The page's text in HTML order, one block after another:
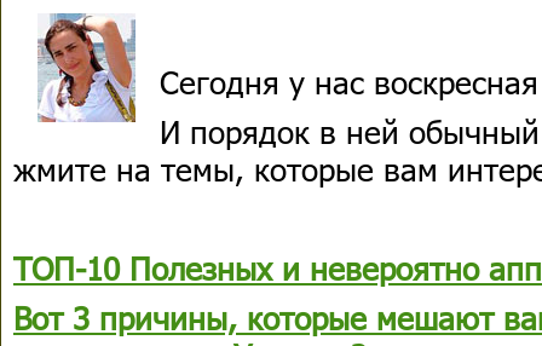
Сегодня у нас
И порядок в ней
жмите на темы, которые вам
ТОП-10 Полезных и невероятно
Вот 3 причины, которые мешают